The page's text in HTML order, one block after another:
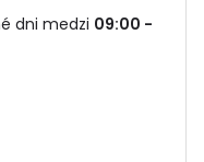
dni medzi 09:00 -